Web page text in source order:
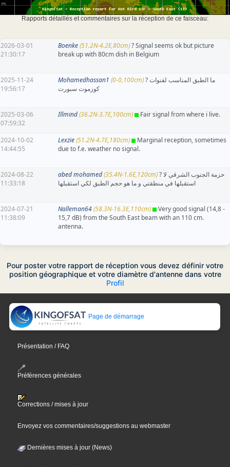
Rapports détaillés et commentaires sur la réception de ce faisceau:
2026-03-01
21:30:17
Boenke(51.2N-4.2E,80cm)? Signal seems ok but picture
break up with 80cm dish in Belgium
2025-11-24
19:56:17
Mohamedhassan1 (0-0,100cm)? ما الطبق المناسب لقنوات
كوزموت سبورت
2025-03-06
07:59:32
Illmind(36.2N-3.7E,100cm) Fair signal from where i live.
2024-10-02
14:44:55
Lexzie(51.2N-4.7E,180cm)
Marginal reception, sometimes
due to f.e. weather no signal.
2024-08-22
11:33:18
abed mohamed(35.4N-1.6E,120cm)? حزمة الجنوب الشرقي لا
استقبلها في منطقتي و ما هو حجم الطبق لكي استقبلها
2024-07-21
11:38:09
Nalleman64(58.3N-16.3E,110cm)
Very good signal (14,8 -
15,7 dB) from the South East beam with an 110 cm.
antenna.
Pour poster votre rapport de réception vous devez définir votre
position géographique et votre diamètre d'antenne dans votre
Profil
Page de démarrage
Présentation / FAQ
Préférences générales
Corrections / mises à jour
Envoyez vos commentaires/suggestions au webmaster
Dernières mises à jour (News)